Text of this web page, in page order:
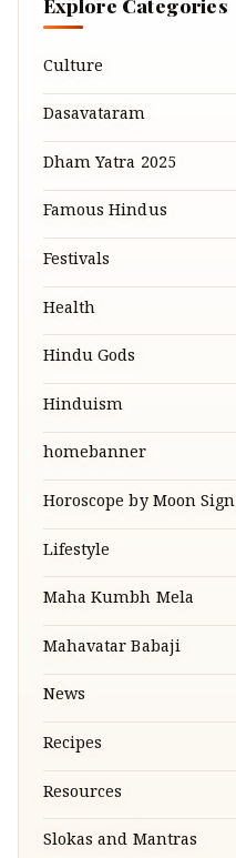
Culture
Dasavataram
Dham Yatra 2025
Famous Hindus
Festivals
Health
Hindu Gods
Hinduism
homebanner
Horoscope by Moon Sign
Lifestyle
Maha Kumbh Mela
Mahavatar Babaji
News
Recipes
Resources
Slokas and Mantras